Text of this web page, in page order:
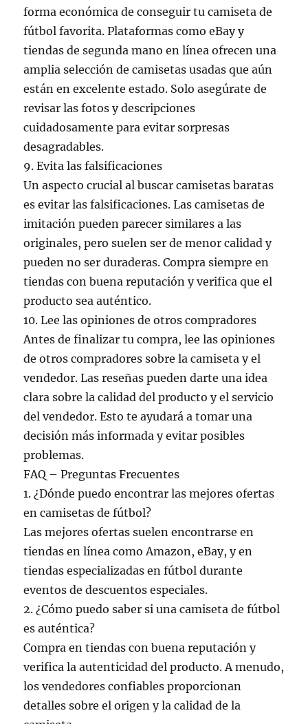
forma económica de conseguir tu camiseta de
fútbol favorita. Plataformas como eBay y
tiendas de segunda mano en línea ofrecen una
amplia selección de camisetas usadas que aún
están en excelente estado. Solo asegúrate de
revisar las fotos y descripciones
cuidadosamente para evitar sorpresas
desagradables.
9. Evita las falsificaciones
Un aspecto crucial al buscar camisetas baratas
es evitar las falsificaciones. Las camisetas de
imitación pueden parecer similares a las
originales, pero suelen ser de menor calidad y
pueden no ser duraderas. Compra siempre en
tiendas con buena reputación y verifica que el
producto sea auténtico.
10. Lee las opiniones de otros compradores
Antes de finalizar tu compra, lee las opiniones
de otros compradores sobre la camiseta y el
vendedor. Las reseñas pueden darte una idea
clara sobre la calidad del producto y el servicio
del vendedor. Esto te ayudará a tomar una
decisión más informada y evitar posibles
problemas.
FAQ – Preguntas Frecuentes
1. ¿Dónde puedo encontrar las mejores ofertas
en camisetas de fútbol?
Las mejores ofertas suelen encontrarse en
tiendas en línea como Amazon, eBay, y en
tiendas especializadas en fútbol durante
eventos de descuentos especiales.
2. ¿Cómo puedo saber si una camiseta de fútbol
es auténtica?
Compra en tiendas con buena reputación y
verifica la autenticidad del producto. A menudo,
los vendedores confiables proporcionan
detalles sobre el origen y la calidad de la